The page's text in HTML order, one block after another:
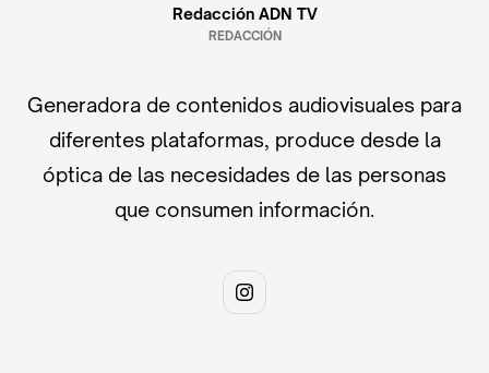
Redacción ADN TV
REDACCIÓN
Generadora de contenidos audiovisuales para
diferentes plataformas, produce desde la
óptica de las necesidades de las personas
que consumen información.